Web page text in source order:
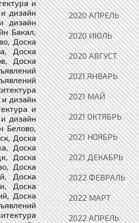
2020 АПРЕЛЬ
2020 ИЮЛЬ
2020 АВГУСТ
2021 ЯНВАРЬ
2021 МАЙ
2021 ОКТЯБРЬ
2021 НОЯБРЬ
2021 ДЕКАБРЬ
2022 ФЕВРАЛЬ
2022 МАРТ
2022 АПРЕЛЬ